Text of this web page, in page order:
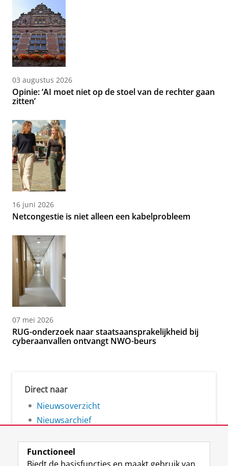
03 augustus 2026
Opinie: ‘AI moet niet op de stoel van de rechter gaan
zitten’
16 juni 2026
Netcongestie is niet alleen een kabelprobleem
07 mei 2026
RUG-onderzoek naar staatsaansprakelijkheid bij
cyberaanvallen ontvangt NWO-beurs
Direct naar
Nieuwsoverzicht
Nieuwsarchief
Functioneel